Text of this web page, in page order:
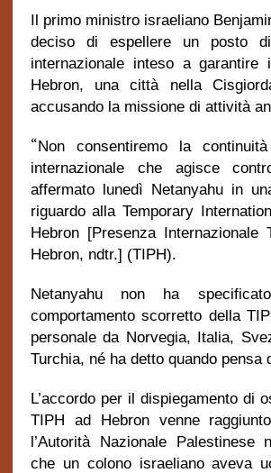
Il primo ministro israeliano
deciso di espellere un posto di
internazionale inteso a garantire
Hebron, una città nella
accusando la missione di attività
“Non consentiremo la
internazionale che agisce
affermato lunedì Netanyahu in
riguardo alla Temporary
Hebron [Presenza Internazionale
Hebron, ndtr.] (TIPH).
Netanyahu non ha
comportamento scorretto della
personale da Norvegia, Italia,
Turchia, né ha detto quando pensa
L’accordo per il dispiegamento di
TIPH ad Hebron venne
l’Autorità Nazionale Palestinese
che un colono israeliano aveva